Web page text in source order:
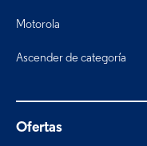
Motorola
Ascender de categoría
Ofertas